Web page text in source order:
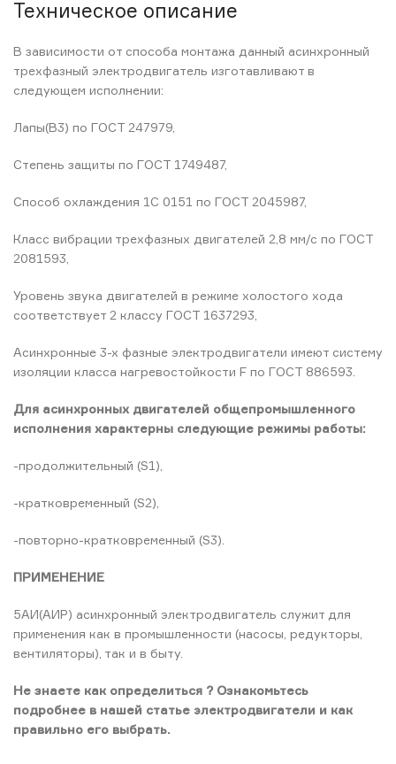
Техническое описание
В зависимости от способа монтажа данный асинхронный
трехфазный электродвигатель изготавливают в
следующем исполнении:
Лапы(B3) по ГОСТ 247979,
Степень защиты по ГОСТ 1749487,
Способ охлаждения 1С 0151 по ГОСТ 2045987,
Класс вибрации трехфазных двигателей 2,8 мм/с по ГОСТ
2081593,
Уровень звука двигателей в режиме холостого хода
соответствует 2 классу ГОСТ 1637293,
Асинхронные 3-х фазные электродвигатели имеют систему
изоляции класса нагревостойкости F по ГОСТ 886593.
Для асинхронных двигателей общепромышленного
исполнения характерны следующие режимы работы:
-продолжительный (S1),
-кратковременный (S2),
-повторно-кратковременный (S3).
ПРИМЕНЕНИЕ
5АИ(АИР) асинхронный электродвигатель служит для
применения как в промышленности (насосы, редукторы,
вентиляторы), так и в быту.
Не знаете как определиться ? Ознакомьтесь
подробнее в нашей статье электродвигатели и как
правильно его выбрать.